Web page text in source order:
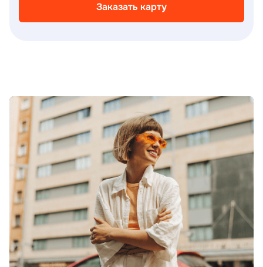
Заказать карту